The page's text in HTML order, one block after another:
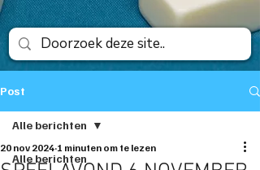
Post
Alle berichten
Alle berichten
20 nov 2024 1 minuten om te lezen